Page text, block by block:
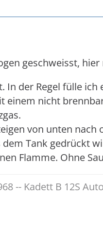
geschweisst,
In der Regel fülle
einem nicht
von unten
Tank gedrückt
Flamme. Ohne
-- Kadett B 12S